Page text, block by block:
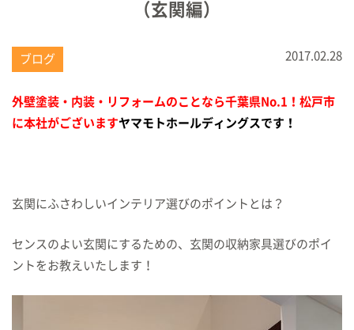
（玄関編）
ブログ 2017.02.28
外壁塗装・内装・リフォームのことなら千葉県No.1！ 松戸市
に本社がございますヤマモトホールディングスです！
玄関にふさわしいインテリア選びのポイントとは？
センスのよい玄関にするための、玄関の収納家具選びのポイ
ントをお教えいたします！